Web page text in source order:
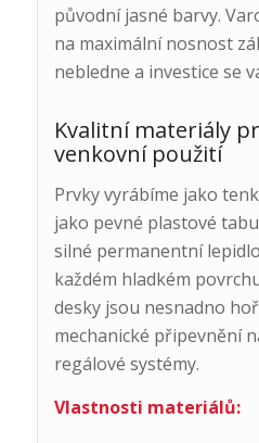
původní jasné barvy.
na maximální nosnost
nebledne a investice se
Kvalitní materiály
venkovní použití
Prvky vyrábíme jako
jako pevné plastové
silné permanentní
každém hladkém
desky jsou nesnadno
mechanické připevnění
regálové systémy.
Vlastnosti materiálů: